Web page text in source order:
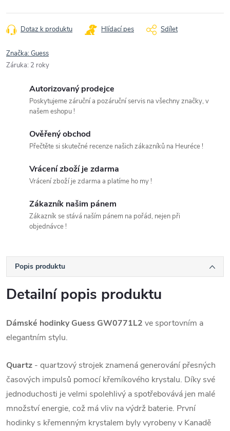
cena:
Dotaz k produktu Hlídací pes Sdílet
Značka:Guess
Záruka: 2 roky
Autorizovaný prodejce
Poskytujeme záruční a pozáruční servis na všechny značky, v
našem eshopu !
Ověřený obchod
Přečtěte si skutečné recenze našich zákazníků na Heuréce !
Vrácení zboží je zdarma
Vrácení zboží je zdarma a platíme ho my !
Zákazník našim pánem
Zákazník se stává naším pánem na pořád, nejen při
objednávce !
Popis produktu
Detailní popis produktu
Dámské hodinky Guess GW0771L2 ve sportovním a
elegantním stylu.
Quartz - quartzový strojek znamená generování přesných
časových impulsů pomocí křemíkového krystalu. Díky své
jednoduchosti je velmi spolehlivý a spotřebovává jen malé
množství energie, což má vliv na výdrž baterie. První
hodinky s křemenným krystalem byly vyrobeny v Kanadě